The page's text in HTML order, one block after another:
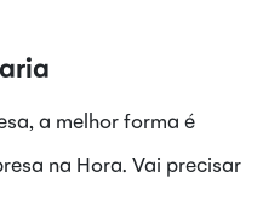
a melhor forma é
na Hora. Vai precisar